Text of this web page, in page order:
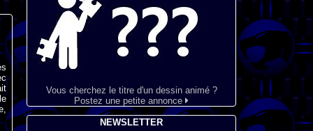
Vous cherchez le titre d'un dessin animé ?
Postez une petite annonce
NEWSLETTER